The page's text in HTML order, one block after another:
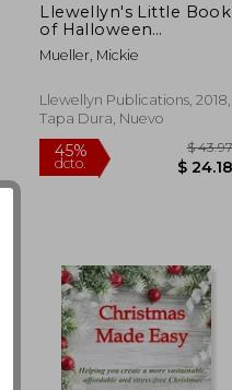
Llewellyn's Little Book
of Halloween
(Llewellyn's Little
Books) (en Inglés)
Mueller, Mickie
Llewellyn Publications, 2018,
Tapa Dura, Nuevo